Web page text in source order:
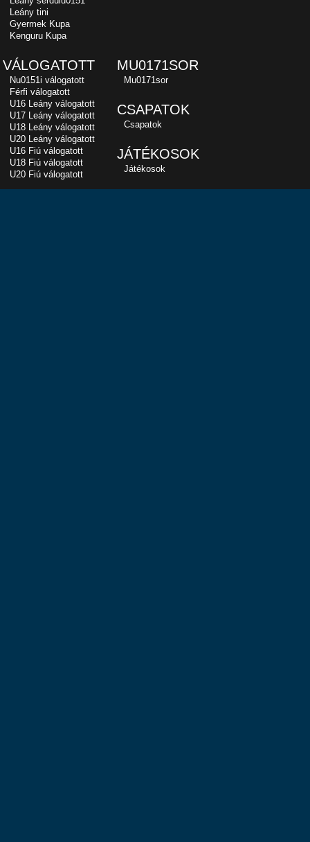
Leány tini
Gyermek Kupa
Kenguru Kupa
VÁLOGATOTT
Nu0151i válogatott
Férfi válogatott
U16 Leány válogatott
U17 Leány válogatott
U18 Leány válogatott
U20 Leány válogatott
U16 Fiú válogatott
U18 Fiú válogatott
U20 Fiú válogatott
MU0171SOR
Mu0171sor
CSAPATOK
Csapatok
JÁTÉKOSOK
Játékosok